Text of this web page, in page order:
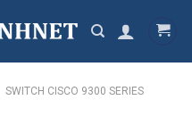
SWITCH CISCO 9300 SERIES